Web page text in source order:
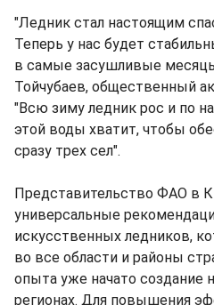
"Ледник стал настоящим
Теперь у нас будет
в самые засушливые
Тойчубаев, общественный
"Всю зиму ледник рос и по
этой воды хватит, чтобы
сразу трех сел".
Представительство ФАО в
универсальные
искусственных ледников,
во все области и районы
опыта уже начато создание
регионах. Для повышения